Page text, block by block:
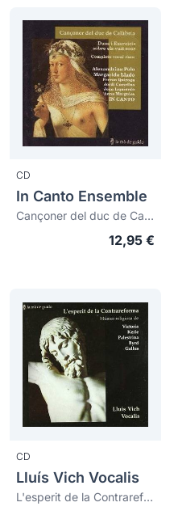
CD
In Canto Ensemble
Cançoner del duc de Calàbria. Duos i Exercicis sobre els vuit tons
12,95 €
CD
Lluís Vich Vocalis
L'esperit de la Contrareforma. Música religiosa de...